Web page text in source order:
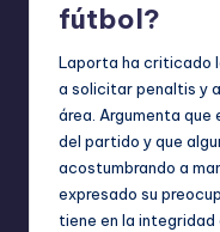
fútbol?
Laporta ha criticado
a solicitar penaltis y
área. Argumenta
del partido y que
acostumbrando a
expresado su
tiene en la integridad